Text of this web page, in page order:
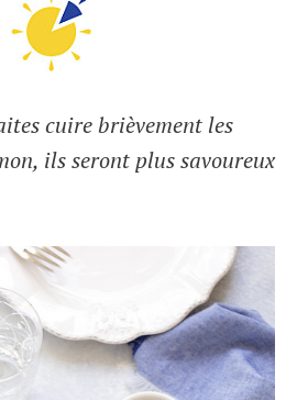
cuire brièvement les
ils seront plus savoureux